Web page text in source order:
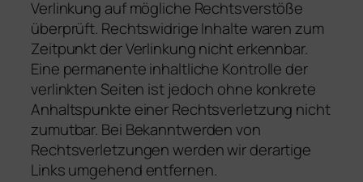
Verlinkung auf mögliche Rechtsverstöße
überprüft. Rechtswidrige Inhalte waren zum
Zeitpunkt der Verlinkung nicht erkennbar.
Eine permanente inhaltliche Kontrolle der
verlinkten Seiten ist jedoch ohne konkrete
Anhaltspunkte einer Rechtsverletzung nicht
zumutbar. Bei Bekanntwerden von
Rechtsverletzungen werden wir derartige
Links umgehend entfernen.